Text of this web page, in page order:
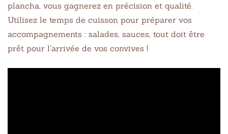
plancha, vous gagnerez en précision et qualité.
Utilisez le temps de cuisson pour préparer vos
accompagnements : salades, sauces, tout doit être
prêt pour l’arrivée de vos convives !